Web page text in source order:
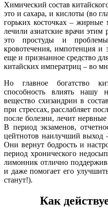
Химический состав
это и сахара, и кислоты (во
горьких косточках – жирные
лечили азиатские врачи этим
это простуды и
кровотечения, импотенция
еще и признанное средство
китайских императриц – во
Но главное богатство
способность влиять нашу
вещество схизандрин в
при стрессах, расслабляет
после болезни, лечит
В период экзаменов,
цейтнотов наилучший выход
Они вернут бодрость и
период хронического
лимонник отлично
и даже помогает его
станут!).
Как